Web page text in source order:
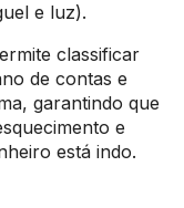
e luz).
classificar
de contas e
garantindo que
e
está indo.